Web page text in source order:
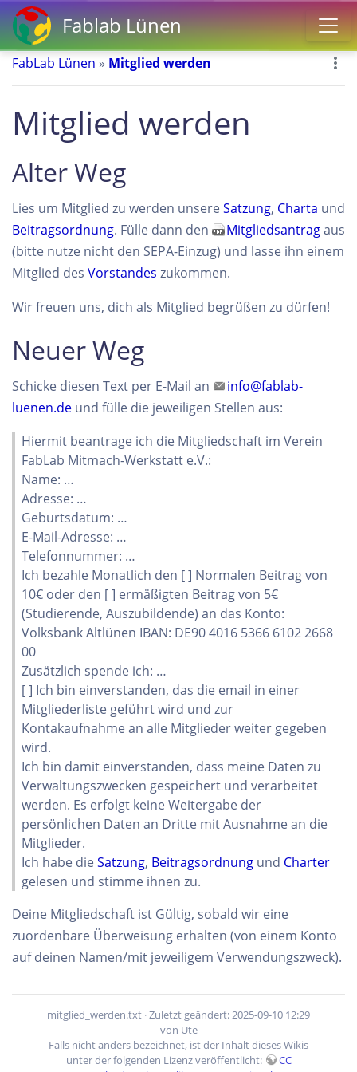
Fablab Lünen
FabLab Lünen » Mitglied werden
Mitglied werden
Alter Weg
Lies um Mitglied zu werden unsereSatzung, Charta und
Beitragsordnung. Fülle dann den Mitgliedsantragaus
(bitte nutze nicht den SEPA-Einzug) und lasse ihn einem
Mitglied des Vorstandes zukommen.
Wir freuen uns, dich als Mitglied begrüßen zu dürfen!
Neuer Weg
Schicke diesen Text per E-Mail an
info@fablab-
luenen.de und fülle die jeweiligen Stellen aus:
Hiermit beantrage ich die Mitgliedschaft im Verein
FabLab Mitmach-Werkstatt e.V.:
Name: …
Adresse: …
Geburtsdatum: …
E-Mail-Adresse: …
Telefonnummer: …
Ich bezahle Monatlich den [ ] Normalen Beitrag von
10€ oder den [ ] ermäßigten Beitrag von 5€
(Studierende, Auszubildende) an das Konto:
Volksbank Altlünen IBAN: DE90 4016 5366 6102 2668
00
Zusätzlich spende ich: …
[ ] Ich bin einverstanden, das die email in einer
Mitgliederliste geführt wird und zur
Kontakaufnahme an alle Mitglieder weiter gegeben
wird.
Ich bin damit einverstanden, dass meine Daten zu
Verwaltungszwecken gespeichert und verarbeitet
werden. Es erfolgt keine Weitergabe der
persönlichen Daten an Dritte mit Ausnahme an die
Mitglieder.
Ich habe dieSatzung, Beitragsordnung und Charter
gelesen und stimme ihnen zu.
Deine Mitgliedschaft ist Gültig, sobald wir eine
zuordenbare Überweisung erhalten (von einem Konto
auf deinen Namen/mit jeweiligem Verwendungszweck).
mitglied_werden.txt · Zuletzt geändert: 2025-09-10 12:29
von Ute
Falls nicht anders bezeichnet, ist der Inhalt dieses Wikis
unter der folgenden Lizenz veröffentlicht:
CC